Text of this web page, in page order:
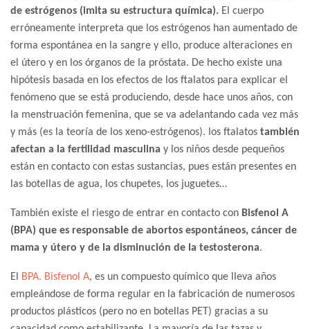
de estrógenos (imita su estructura química). El cuerpo
erróneamente interpreta que los estrógenos han aumentado de
forma espontánea en la sangre y ello, produce alteraciones en
el útero y en los órganos de la próstata. De hecho existe una
hipótesis basada en los efectos de los ftalatos para explicar el
fenómeno que se está produciendo, desde hace unos años, con
la menstruación femenina, que se va adelantando cada vez más
y más (es la teoría de los xeno-estrógenos). los ftalatos también
afectan a la fertilidad masculina y los niños desde pequeños
están en contacto con estas sustancias, pues están presentes en
las botellas de agua, los chupetes, los juguetes…
También existe el riesgo de entrar en contacto con Bisfenol A
(BPA) que es responsable de abortos espontáneos, cáncer de
mama y útero y de la disminución de la testosterona.
El BPA. Bisfenol A, es un compuesto químico que lleva años
empleándose de forma regular en la fabricación de numerosos
productos plásticos (pero no en botellas PET) gracias a su